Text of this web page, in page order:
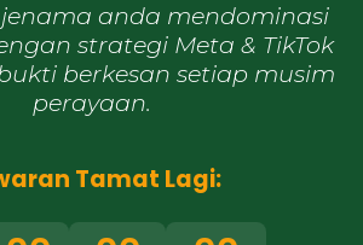
anda mendominasi
strategi Meta & TikTok
berkesan setiap musim
perayaan.
Tamat Lagi: